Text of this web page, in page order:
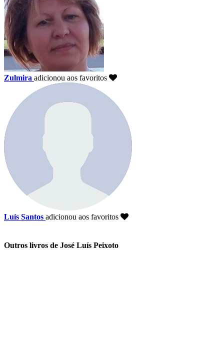
Zulmira adicionou aos favoritos
Luís Santos adicionou aos favoritos
Outros livros de José Luís Peixoto